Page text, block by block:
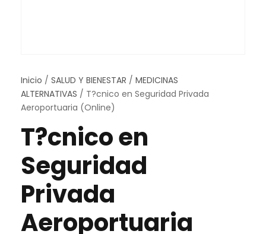
Inicio / SALUD Y BIENESTAR / MEDICINAS
ALTERNATIVAS / T?cnico en Seguridad Privada
Aeroportuaria (Online)
T?cnico en
Seguridad
Privada
Aeroportuaria